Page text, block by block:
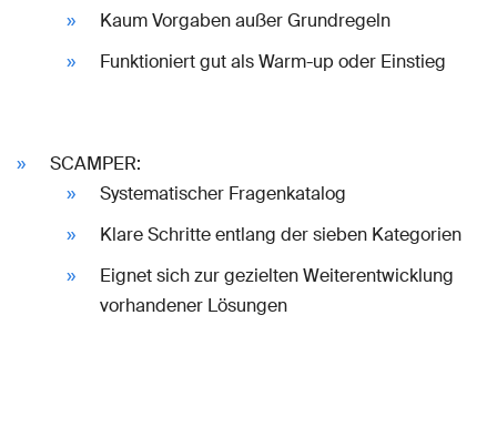
Kaum Vorgaben außer Grundregeln
Funktioniert gut als Warm-up oder Einstieg
SCAMPER:
Systematischer Fragenkatalog
Klare Schritte entlang der sieben Kategorien
Eignet sich zur gezielten Weiterentwicklung
vorhandener Lösungen